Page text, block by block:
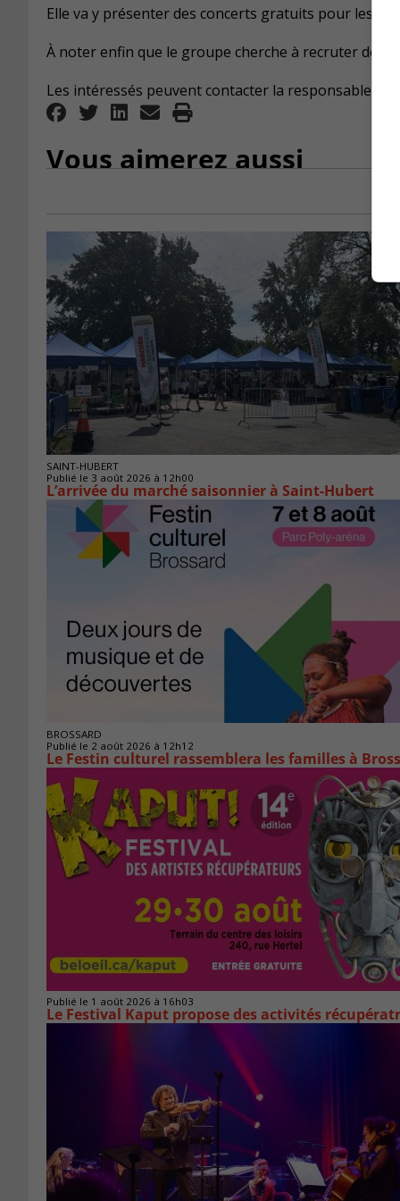
Elle va y présenter des concerts gratuits pour les
À noter enfin que le groupe cherche à recruter de
Les intéressés peuvent contacter la responsable de
Vous aimerez aussi
SAINT-HUBERT
Publié le 3 août 2026 à 12h00
L’arrivée du marché saisonnier à Saint-Hubert
BROSSARD
Publié le 2 août 2026 à 12h12
Le Festin culturel rassemblera les familles à
Publié le 1 août 2026 à 16h03
Le Festival Kaput propose des activités